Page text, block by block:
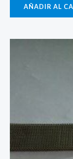
AÑADIR AL